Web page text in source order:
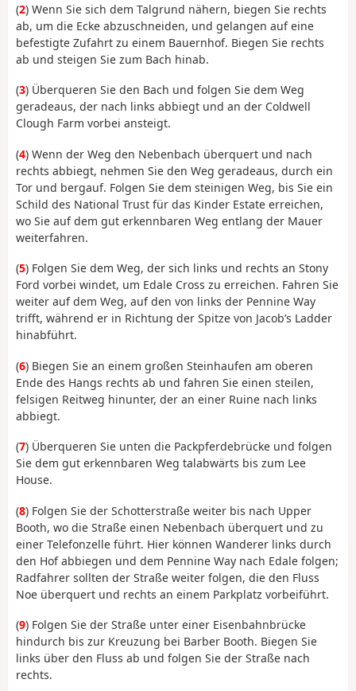
(2) Wenn Sie sich dem Talgrund nähern, biegen Sie rechts
ab, um die Ecke abzuschneiden, und gelangen auf eine
befestigte Zufahrt zu einem Bauernhof. Biegen Sie rechts
ab und steigen Sie zum Bach hinab.
(3) Überqueren Sie den Bach und folgen Sie dem Weg
geradeaus, der nach links abbiegt und an der Coldwell
Clough Farm vorbei ansteigt.
(4) Wenn der Weg den Nebenbach überquert und nach
rechts abbiegt, nehmen Sie den Weg geradeaus, durch ein
Tor und bergauf. Folgen Sie dem steinigen Weg, bis Sie ein
Schild des National Trust für das Kinder Estate erreichen,
wo Sie auf dem gut erkennbaren Weg entlang der Mauer
weiterfahren.
(5) Folgen Sie dem Weg, der sich links und rechts an Stony
Ford vorbei windet, um Edale Cross zu erreichen. Fahren Sie
weiter auf dem Weg, auf den von links der Pennine Way
trifft, während er in Richtung der Spitze von Jacob’s Ladder
hinabführt.
(6) Biegen Sie an einem großen Steinhaufen am oberen
Ende des Hangs rechts ab und fahren Sie einen steilen,
felsigen Reitweg hinunter, der an einer Ruine nach links
abbiegt.
(7) Überqueren Sie unten die Packpferdebrücke und folgen
Sie dem gut erkennbaren Weg talabwärts bis zum Lee
House.
(8) Folgen Sie der Schotterstraße weiter bis nach Upper
Booth, wo die Straße einen Nebenbach überquert und zu
einer Telefonzelle führt. Hier können Wanderer links durch
den Hof abbiegen und dem Pennine Way nach Edale folgen;
Radfahrer sollten der Straße weiter folgen, die den Fluss
Noe überquert und rechts an einem Parkplatz vorbeiführt.
(9) Folgen Sie der Straße unter einer Eisenbahnbrücke
hindurch bis zur Kreuzung bei Barber Booth. Biegen Sie
links über den Fluss ab und folgen Sie der Straße nach
rechts.